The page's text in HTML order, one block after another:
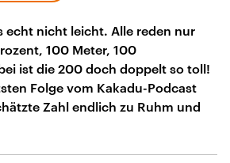
echt nicht leicht. Alle reden nur
100 Meter, 100
ist die 200 doch doppelt so toll!
Folge vom Kakadu-Podcast
Zahl endlich zu Ruhm und